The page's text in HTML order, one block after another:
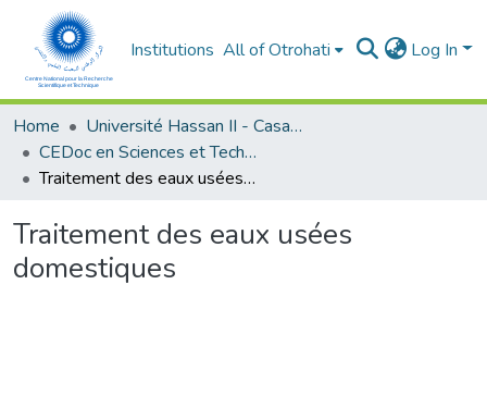
Institutions All of Otrohati Log In
Home
Université Hassan II - Casablanca
CEDoc en Sciences et Techniques et Sciences Médicales (CED -STSM)
Traitement des eaux usées domestiques
Traitement des eaux usées
domestiques